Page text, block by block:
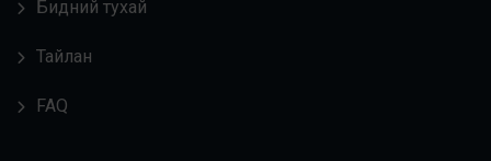
Бидний тухай
Тайлан
FAQ